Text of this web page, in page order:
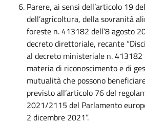
Parere, ai sensi dell’articolo 19
dell’agricoltura, della sovranità
foreste n. 413182 dell’8 agosto
decreto direttoriale, recante
al decreto ministeriale n. 413182
materia di riconoscimento e di
mutualità che possono
previsto all’articolo 76 del
2021/2115 del Parlamento
2 dicembre 2021”.